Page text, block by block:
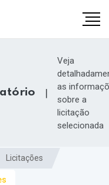
|
Veja
as
sobre a
licitação
selecionada
Licitações